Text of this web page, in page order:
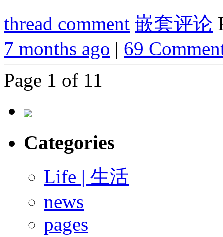
thread comment 嵌套评论
7 months ago | 69
Page 1 of 11
Categories
Life | 生活
news
pages